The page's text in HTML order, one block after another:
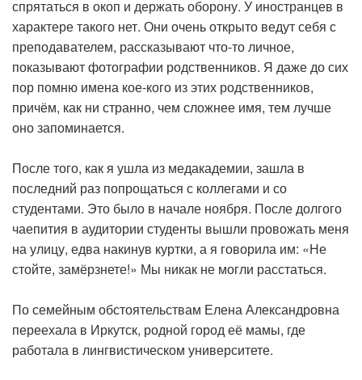
спрятаться в окоп и держать оборону. У иностранцев в
характере такого нет. Они очень открыто ведут себя с
преподавателем, рассказывают что-то личное,
показывают фотографии родственников. Я даже до сих
пор помню имена кое-кого из этих родственников,
причём, как ни странно, чем сложнее имя, тем лучше
оно запоминается.
После того, как я ушла из медакадемии, зашла в
последний раз попрощаться с коллегами и со
студентами. Это было в начале ноября. После долгого
чаепития в аудитории студенты вышли провожать меня
на улицу, едва накинув куртки, а я говорила им: «Не
стойте, замёрзнете!» Мы никак не могли расстаться.
По семейным обстоятельствам Елена Александровна
переехала в Иркутск, родной город её мамы, где
работала в лингвистическом университете.